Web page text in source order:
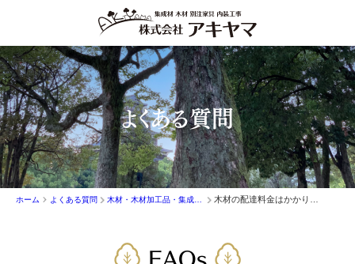
よくある質問
ホーム よくある質問 木材・木材加工品・集成材の販売 木材の配達料金はかかりますか。
FAQs